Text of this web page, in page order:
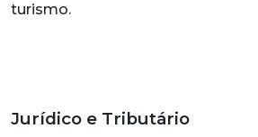
turismo.
Jurídico e Tributário